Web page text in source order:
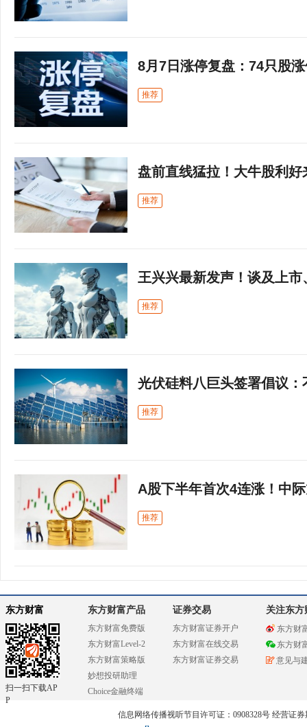
8月7日涨停复盘：74只股
推荐
盘前直线猛拉！大牛股利
推荐
王兴兴最新发声！谈及上
推荐
光伏硅料八巨头签署倡议
推荐
A股下半年首次4连涨！中
推荐
东方财富
扫一扫下载AP
P
东方财富产品
东方财富免费版
东方财富Level-2
东方财富策略版
妙想投研助理
Choice金融终端
证券交易
东方财富证券开户
东方财富在线交易
东方财富证券交易
关注东方
东方财
东方财
意见与
信息网络传播视听节目许可证：0908328号 经营证